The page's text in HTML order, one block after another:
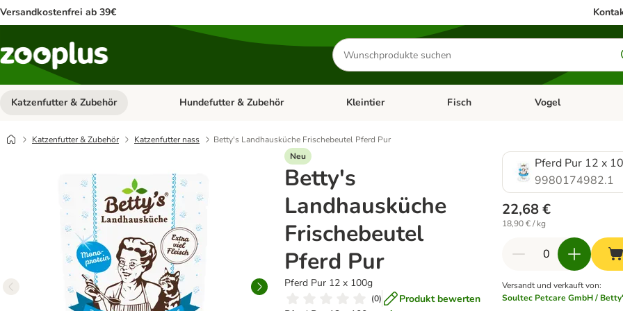
Versandkostenfrei ab 39€
Produkte
suchen
Katzenfutter & Zubehör Kategorie-Menü öffnen: Katzenfutter & Zubehör
Hundefutter & Zubehör Kategorie-Menü öffnen: Hundefutter & Zubehör
Kleintier Kategorie-Menü öffnen: Kleintier
Fisch Kategorie-Menü
Vogel
Katzenfutter & Zubehör Katzenfutter nass
Betty's Landhausküche Frischebeutel Pferd Pur
Neu
Betty's
Landhausküche
Frischebeutel
Pferd Pur
Pferd Pur 12 x 100g
(0)
Produkt bewerten
Pferd Pur 12 x
9980174982.1
22,68 €
18,90 € / kg
Versandt und verkauft von:
Soultec Petcare GmbH /